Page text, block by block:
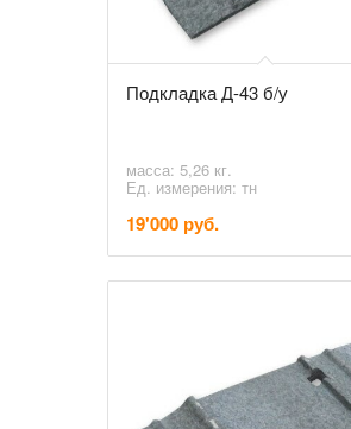
Подкладка Д-43 б/у
масса: 5,26 кг.
Ед. измерения: тн
19'000 руб.